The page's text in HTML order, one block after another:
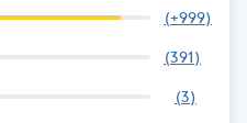
(+999)
(391)
(3)